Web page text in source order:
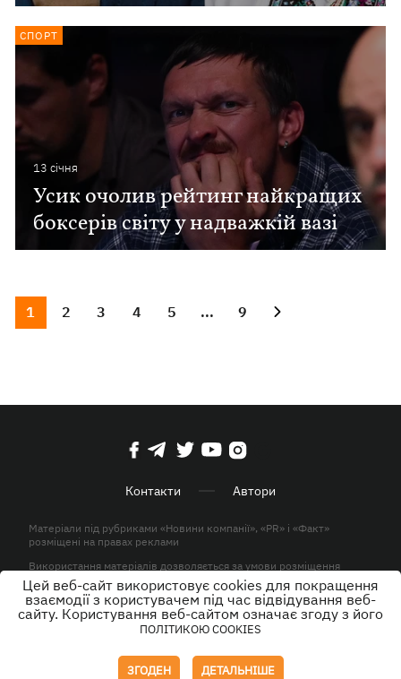
13 сiчня
Усик очолив рейтинг найкращих
боксерів світу у надважкій вазі
СПОРТ
1 2 3 4 5 ... 9
Контакти Автори
Матеріали під рубриками «Новини компанії», «PR» і «Факт»
розміщені на правах реклами
Використання матеріалів дозволяється за умови розміщення
активного гіперпосилання на KP.UA в першому абзаці.
© ТОВ «ЮЛАВ МЕДІА» 2026. Всі права захищені.
Цей веб-сайт використовує cookies для покращення
взаємодії з користувачем під час відвідування веб-
сайту. Користування веб-сайтом означає згоду з його
ПОЛІТИКОЮ COOKIES
ЗГОДЕН ДЕТАЛЬНІШЕ